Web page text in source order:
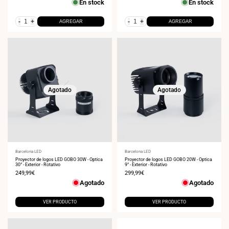
En stock
- + AGREGAR
En stock
- + AGREGAR
Agotado
Proveedor:
Barcelona LED
Proyector de logos LED GOBO 30W - Óptica
30° - Exterior - Rotativo
Precio
249,99€
Agotado
VER PRODUCTO
Agotado
Proveedor:
Barcelona LED
Proyector de logos LED GOBO 20W - Óptica
9° - Exterior - Rotativo
Precio
299,99€
Agotado
VER PRODUCTO